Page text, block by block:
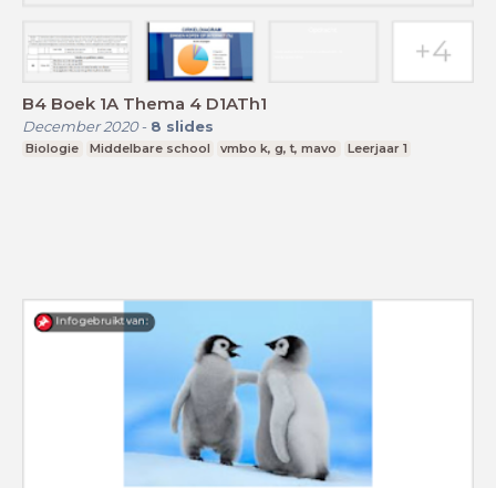
B4 Boek 1A Thema 4 D1ATh1
December 2020- 8 slides
Biologie Middelbare school vmbo k, g, t, mavo Leerjaar 1